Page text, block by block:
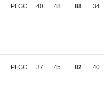
PLGC 40 48 88 34
PLGC 37 45 82 40